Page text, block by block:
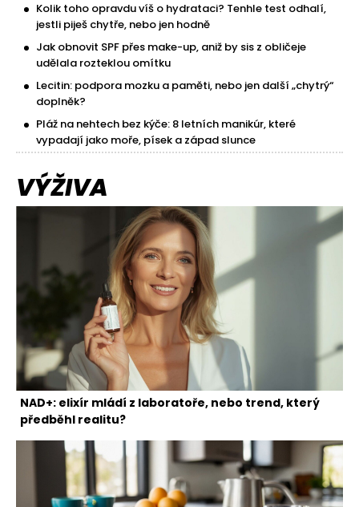
Kolik toho opravdu víš o hydrataci? Tenhle test odhalí,
jestli piješ chytře, nebo jen hodně
Jak obnovit SPF přes make-up, aniž by sis z obličeje
udělala rozteklou omítku
Lecitin: podpora mozku a paměti, nebo jen další „chytrý“
doplněk?
Pláž na nehtech bez kýče: 8 letních manikúr, které
vypadají jako moře, písek a západ slunce
VÝŽIVA
NAD+: elixír mládí z laboratoře, nebo trend, který
předběhl realitu?